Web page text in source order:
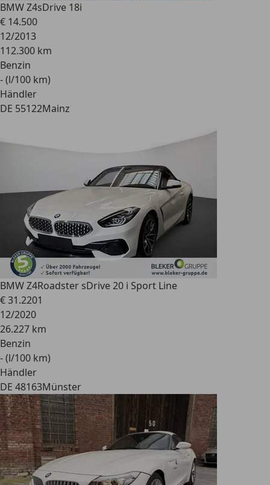
BMW Z4sDrive 18i
€ 14.500
12/2013
112.300 km
Benzin
- (l/100 km)
Händler
DE 55122Mainz
BMW Z4Roadster sDrive 20 i Sport Line
€ 31.2201
12/2020
26.227 km
Benzin
- (l/100 km)
Händler
DE 48163Münster